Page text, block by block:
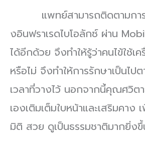
แพทย์สามารถติดตามการ
งอินฟราเรดไบโอลักซ์ ผ่าน
ได้อีกด้วย จึงทำให้รู้ว่าคนไข้ใช้เ
หรือไม่ จึงทำให้การรักษาเป็นไปต
เวลาที่วางไว้ นอกจากนี้คุณศวิต
เองเติมเต็มใบหน้าและเสริมคาง
มิติ สวย ดูเป็นธรรมชาติมากยิ่งขึ้